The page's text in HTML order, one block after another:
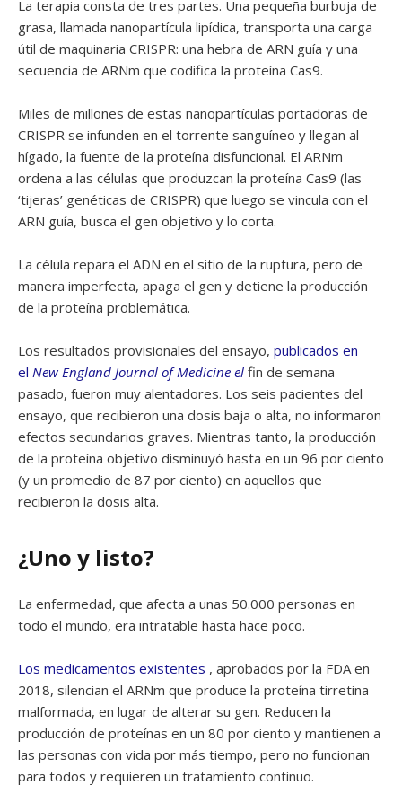
La terapia consta de tres partes. Una pequeña burbuja de
grasa, llamada nanopartícula lipídica, transporta una carga
útil de maquinaria CRISPR: una hebra de ARN guía y una
secuencia de ARNm que codifica la proteína Cas9.
Miles de millones de estas nanopartículas portadoras de
CRISPR se infunden en el torrente sanguíneo y llegan al
hígado, la fuente de la proteína disfuncional. El ARNm
ordena a las células que produzcan la proteína Cas9 (las
‘tijeras’ genéticas de CRISPR) que luego se vincula con el
ARN guía, busca el gen objetivo y lo corta.
La célula repara el ADN en el sitio de la ruptura, pero de
manera imperfecta, apaga el gen y detiene la producción
de la proteína problemática.
Los resultados provisionales del ensayo, publicados en
el New England Journal of Medicine el fin de semana
pasado, fueron muy alentadores. Los seis pacientes del
ensayo, que recibieron una dosis baja o alta, no informaron
efectos secundarios graves. Mientras tanto, la producción
de la proteína objetivo disminuyó hasta en un 96 por ciento
(y un promedio de 87 por ciento) en aquellos que
recibieron la dosis alta.
¿Uno y listo?
La enfermedad, que afecta a unas 50.000 personas en
todo el mundo, era intratable hasta hace poco.
Los medicamentos existentes , aprobados por la FDA en
2018, silencian el ARNm que produce la proteína tirretina
malformada, en lugar de alterar su gen. Reducen la
producción de proteínas en un 80 por ciento y mantienen a
las personas con vida por más tiempo, pero no funcionan
para todos y requieren un tratamiento continuo.